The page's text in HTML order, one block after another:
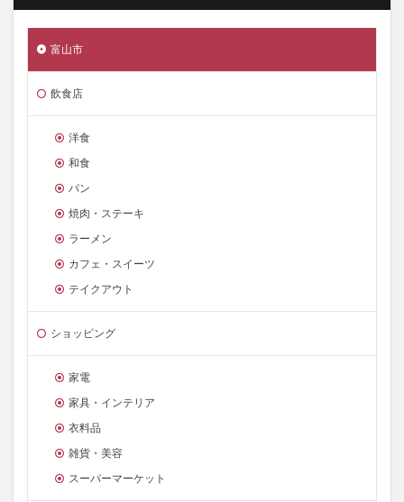
富山市
飲食店
洋食
和食
パン
焼肉・ステーキ
ラーメン
カフェ・スイーツ
テイクアウト
ショッピング
家電
家具・インテリア
衣料品
雑貨・美容
スーパーマーケット